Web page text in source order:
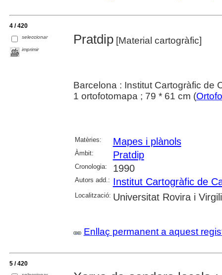
4 / 420
seleccionar
imprimir
Pratdip[Material cartogràfic]
Barcelona : Institut Cartogràfic de
1 ortofotomapa ; 79 * 61 cm (
Matèries: Mapes i plànols
Àmbit: Pratdip
Cronologia: 1990
Autors add.: Institut Cartogràfic de
Localització: Universitat Rovira i Virgili
Enllaç permanent a aquest
5 / 420